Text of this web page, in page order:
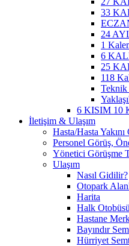
33
24
1
6
25
118
Teknik
6 KISIM 10
İletişim & Ulaşım
Hasta/Hasta
Personel Görüş,
Yönetici Görüşme
Ulaşım
Nasıl Gidilir?
Otopark
Harita
Halk
Hastane
Bayındır
Hürriyet